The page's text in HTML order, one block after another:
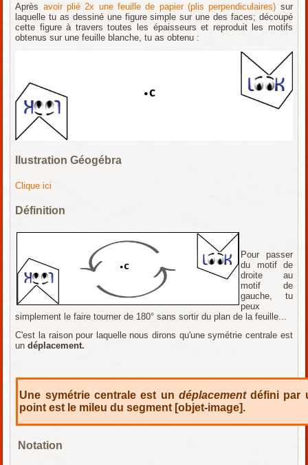
Après avoir plié 2x une feuille de papier (plis perpendiculaires) sur
laquelle tu as dessiné une figure simple sur une des faces; découpé
cette figure à travers toutes les épaisseurs et reproduit les motifs
obtenus sur une feuille blanche, tu as obtenu :
Ilustration Géogébra
Clique ici
Définition
Pour passer
du motif de
droite au
motif de
gauche, tu
peux
simplement le faire tourner de 180° sans sortir du plan de la feuille...
C'est la raison pour laquelle nous dirons qu'une symétrie centrale est
undéplacement.
Une symétrie centrale est un déplacementdéfini par
point est le mileu du segment [objet-image].
Notation